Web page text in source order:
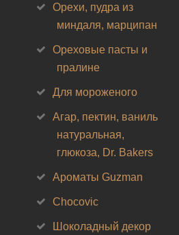
Орехи, пудра из
миндаля, марципан
Ореховые пасты и
пралине
Для мороженого
Агар, пектин, ваниль
натуральная,
глюкоза, Dr. Bakers
Ароматы Guzman
Chocovic
Шоколадный декор